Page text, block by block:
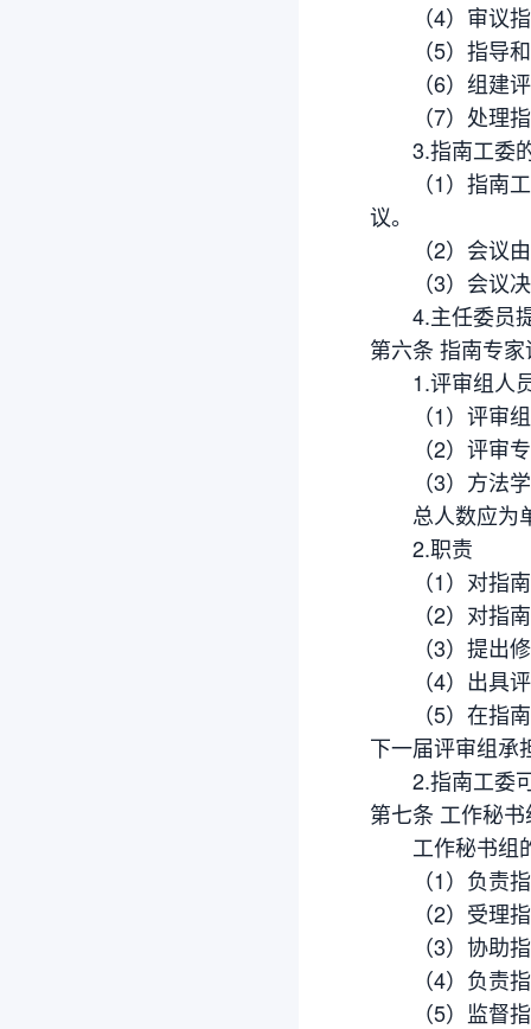
（4）审议指
（5）指导和
（6）组建评
（7）处理指
3.指南工委
（1）指南工
议。
（2）会议由
（3）会议决
4.主任委员提
第六条 指南专
1.评审组人
（1）评审组
（2）评审专
（3）方法学
总人数应为
2.职责
（1）对指南
（2）对指南
（3）提出修
（4）出具评
（5）在指南
下一届评审组承
2.指南工委可
第七条 工作秘书
工作秘书组
（1）负责指
（2）受理指
（3）协助指
（4）负责指
（5）监督指